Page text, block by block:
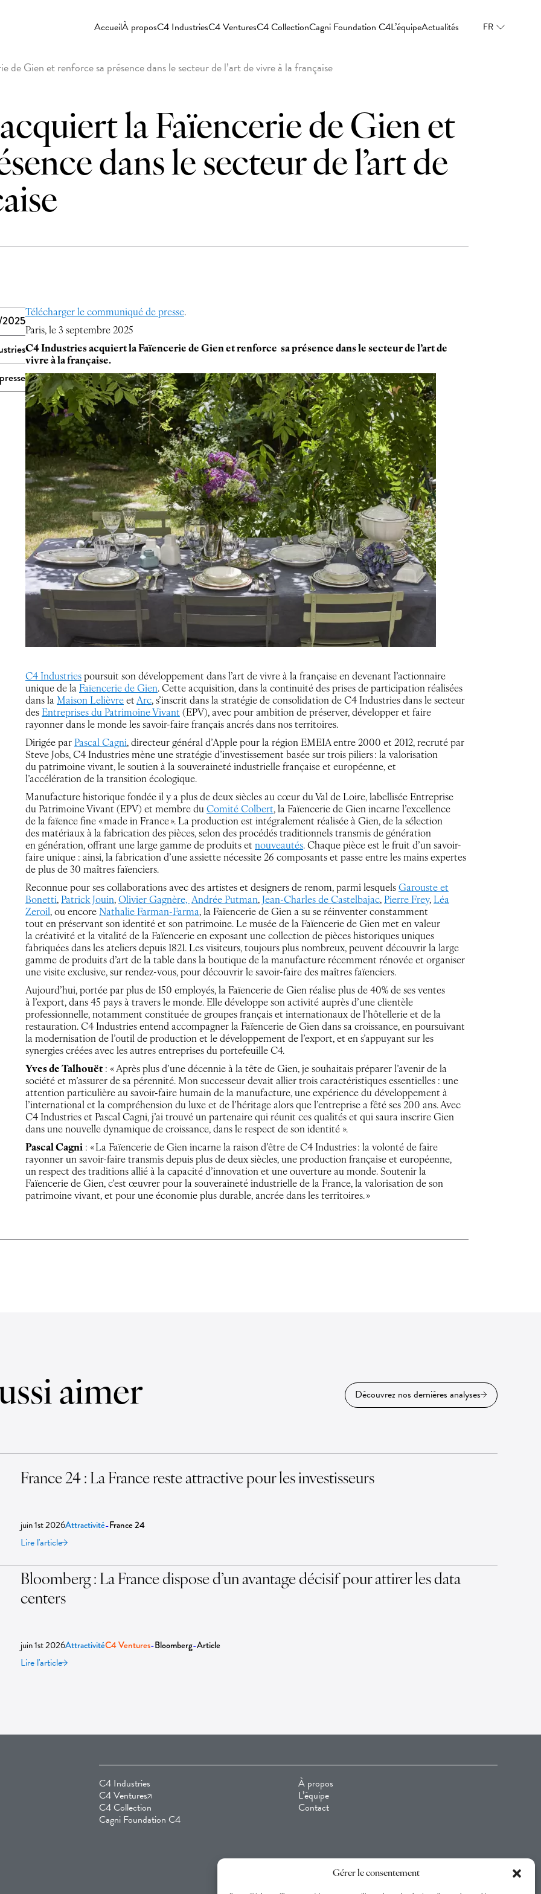
Gérer le consentement
AccueilÀ proposC4 IndustriesC4 VenturesC4 CollectionCagni Foundation C4L’équipeActualités FR
de Gien et renforce sa présence dans le secteur de l’art de vivre à la française
la Faïencerie de Gien et
dans le secteur de l’art de
Télécharger le communiqué de presse.
Paris, le 3 septembre 2025
C4 Industries acquiert la Faïencerie de Gien et renforce sa présence dans le secteur de l’art de
vivre à la française.
C4 Industries poursuit son développement dans l’art de vivre à la française en devenant l’actionnaire
unique de la Faïencerie de Gien. Cette acquisition, dans la continuité des prises de participation réalisées
dans la Maison Lelièvre et Arc, s’inscrit dans la stratégie de consolidation de C4 Industries dans le secteur
des Entreprises du Patrimoine Vivant (EPV), avec pour ambition de préserver, développer et faire
rayonner dans le monde les savoir-faire français ancrés dans nos territoires.
Dirigée par Pascal Cagni, directeur général d’Apple pour la région EMEIA entre 2000 et 2012, recruté par
Steve Jobs, C4 Industries mène une stratégie d’investissement basée sur trois piliers : la valorisation
du patrimoine vivant, le soutien à la souveraineté industrielle française et européenne, et
l’accélération de la transition écologique.
Manufacture historique fondée il y a plus de deux siècles au cœur du Val de Loire, labellisée Entreprise
du Patrimoine Vivant (EPV) et membre du Comité Colbert, la Faïencerie de Gien incarne l’excellence
de la faïence fine « made in France ». La production est intégralement réalisée à Gien, de la sélection
des matériaux à la fabrication des pièces, selon des procédés traditionnels transmis de génération
en génération, offrant une large gamme de produits et nouveautés. Chaque pièce est le fruit d’un savoir-
faire unique : ainsi, la fabrication d’une assiette nécessite 26 composants et passe entre les mains expertes
de plus de 30 maîtres faïenciers.
Reconnue pour ses collaborations avec des artistes et designers de renom, parmi lesquels Garouste et
Bonetti, Patrick Jouin, Olivier Gagnère, Andrée Putman, Jean-Charles de Castelbajac, Pierre Frey, Léa
Zeroil, ou encore Nathalie Farman-Farma, la Faïencerie de Gien a su se réinventer constamment
tout en préservant son identité et son patrimoine. Le musée de la Faïencerie de Gien met en valeur
la créativité et la vitalité de la Faïencerie en exposant une collection de pièces historiques uniques
fabriquées dans les ateliers depuis 1821. Les visiteurs, toujours plus nombreux, peuvent découvrir la large
gamme de produits d’art de la table dans la boutique de la manufacture récemment rénovée et organiser
une visite exclusive, sur rendez-vous, pour découvrir le savoir-faire des maîtres faïenciers.
Aujourd’hui, portée par plus de 150 employés, la Faïencerie de Gien réalise plus de 40% de ses ventes
à l’export, dans 45 pays à travers le monde. Elle développe son activité auprès d’une clientèle
professionnelle, notamment constituée de groupes français et internationaux de l’hôtellerie et de la
restauration. C4 Industries entend accompagner la Faïencerie de Gien dans sa croissance, en poursuivant
la modernisation de l’outil de production et le développement de l’export, et en s’appuyant sur les
synergies créées avec les autres entreprises du portefeuille C4.
Yves de Talhouët : « Après plus d’une décennie à la tête de Gien, je souhaitais préparer l’avenir de la
société et m’assurer de sa pérennité. Mon successeur devait allier trois caractéristiques essentielles : une
attention particulière au savoir-faire humain de la manufacture, une expérience du développement à
l’international et la compréhension du luxe et de l’héritage alors que l’entreprise a fêté ses 200 ans. Avec
C4 Industries et Pascal Cagni, j’ai trouvé un partenaire qui réunit ces qualités et qui saura inscrire Gien
dans une nouvelle dynamique de croissance, dans le respect de son identité ».
Pascal Cagni : « La Faïencerie de Gien incarne la raison d’être de C4 Industries : la volonté de faire
rayonner un savoir-faire transmis depuis plus de deux siècles, une production française et européenne,
un respect des traditions allié à la capacité d’innovation et une ouverture au monde. Soutenir la
Faïencerie de Gien, c’est œuvrer pour la souveraineté industrielle de la France, la valorisation de son
patrimoine vivant, et pour une économie plus durable, ancrée dans les territoires. »
aimer Découvrez nos dernières analyses
France 24 : La France reste attractive pour les investisseurs
juin 1st 2026Attractivité-France 24
Lire l'article
Bloomberg : La France dispose d’un avantage décisif pour attirer les data
centers
juin 1st 2026AttractivitéC4 Ventures-Bloomberg-Article
Lire l'article
C4 Industries
C4 Ventures
C4 Collection
Cagni Foundation C4
À propos
L’équipe
Contact